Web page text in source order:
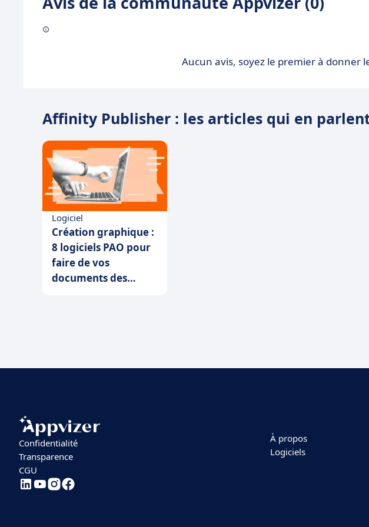
Aucun avis, soyez le premier à donner
Affinity Publisher : les articles qui en
Logiciel
Création graphique :
8 logiciels PAO pour
faire de vos
documents des
Confidentialité
Transparence
CGU
À propos
Logiciels